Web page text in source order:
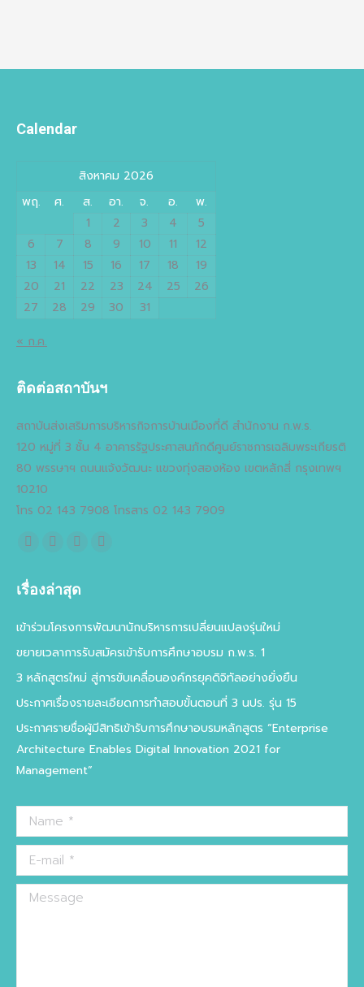
Calendar
สิงหาคม 2026
พฤ.
ศ. ส. อา. จ. อ.
พ.
1
2 3 4
5
6
7 8 9 10 11
12
13
14 15 16 17 18
19
20
21 22 23 24 25
26
27
28 29 30
31
« ก.ค.
ติดต่อสถาบันฯ
สถาบันส่งเสริมการบริหารกิจการบ้านเมืองที่ดี สำนักงาน ก.พ.ร.
120 หมู่ที่ 3 ชั้น 4 อาคารรัฐประศาสนภักดีศูนย์ราชการเฉลิมพระเกียรติ
80 พรรษาฯ ถนนแจ้งวัฒนะ แขวงทุ่งสองห้อง เขตหลักสี่ กรุงเทพฯ
10210
โทร 02 143 7908 โทรสาร 02 143 7909
Find us on:
Facebook
opens
new
window
X
opens
new
window
YouTube
opens
new
window
Flickr
new
window
เรื่องล่าสุด
เข้าร่วมโครงการพัฒนานักบริหารการเปลี่ยนแปลงรุ่นใหม่
ขยายเวลาการรับสมัครเข้ารับการศึกษาอบรม ก.พ.ร. 1
3 หลักสูตรใหม่ สู่การขับเคลื่อนองค์กรยุคดิจิทัลอย่างยั่งยืน
ประกาศเรื่องรายละเอียดการทำสอบขั้นตอนที่ 3 นปร. รุ่น 15
ประกาศรายชื่อผู้มีสิทธิเข้ารับการศึกษาอบรมหลักสูตร “Enterprise
Architecture Enables Digital Innovation 2021 for
Management”
Name *
E-mail *
Message